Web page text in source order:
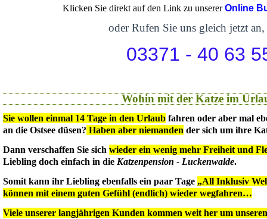
Klicken Sie direkt auf den Link zu unsererOnline
oder Rufen Sie uns gleich jetzt an,
03371 - 40 63
Wohin mit der Katze im
Sie wollen einmal 14 Tage in den Urlaub fahren oder aber mal
an die Ostsee düsen? Haben aber niemanden der sich um ihre
Dann verschaffen Sie sich wieder ein wenig mehr Freiheit und
Liebling doch einfach in die Katzenpension - Luckenwalde.
Somit kann ihr Liebling ebenfalls ein paar Tage „All Inklusiv
können mit einem guten Gefühl (endlich) wieder wegfahren…
Viele unserer langjährigen Kunden kommen weit her um